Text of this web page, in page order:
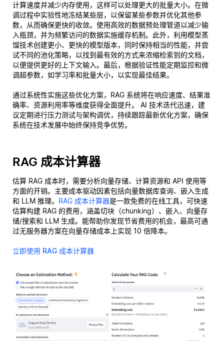
计算速度并减少内存使用，这样可以处理更大的批量大小。在微
调过程中实验性地冻结某些层，以保留某些参数并优化其他参
数，从而确保更快的收敛。使用高效的数据预处理管道以减少输
入瓶颈，并为频繁访问的数据实施缓存机制。此外，利用模型蒸
馏技术创建更小、更快的模型版本，同时保持相当的性能，并尝
试不同的池化策略，以找到最有效的方式来浓缩检索到的文档，
以便提供更好的上下文输入。最后，根据验证性能定期监控和微
调超参数，如学习率和批量大小，以实现最佳结果。
通过系统性实施这些优化方案，RAG 系统将在响应速度、结果准
确率、资源利用率等维度获得全面提升。 AI 技术迭代迅速，建
议定期进行压力测试与架构调优，持续跟踪最新优化方案，确保
系统在技术发展中始终保持竞争优势。
RAG 成本计算器
估算 RAG 成本时，需要分析向量存储、计算资源和 API 使用等
方面的开销。主要成本驱动因素包括向量数据库查询、嵌入生成
和 LLM 推理。 RAG 成本计算器是一款免费的在线工具，可快速
估算构建 RAG 的费用，涵盖切块（chunking）、嵌入、向量存
储/搜索和 LLM 生成。能帮助你发现节省费用的机会，最高可通
过无服务器方案在向量存储成本上实现 10 倍降本。
立即使用 RAG 成本计算器